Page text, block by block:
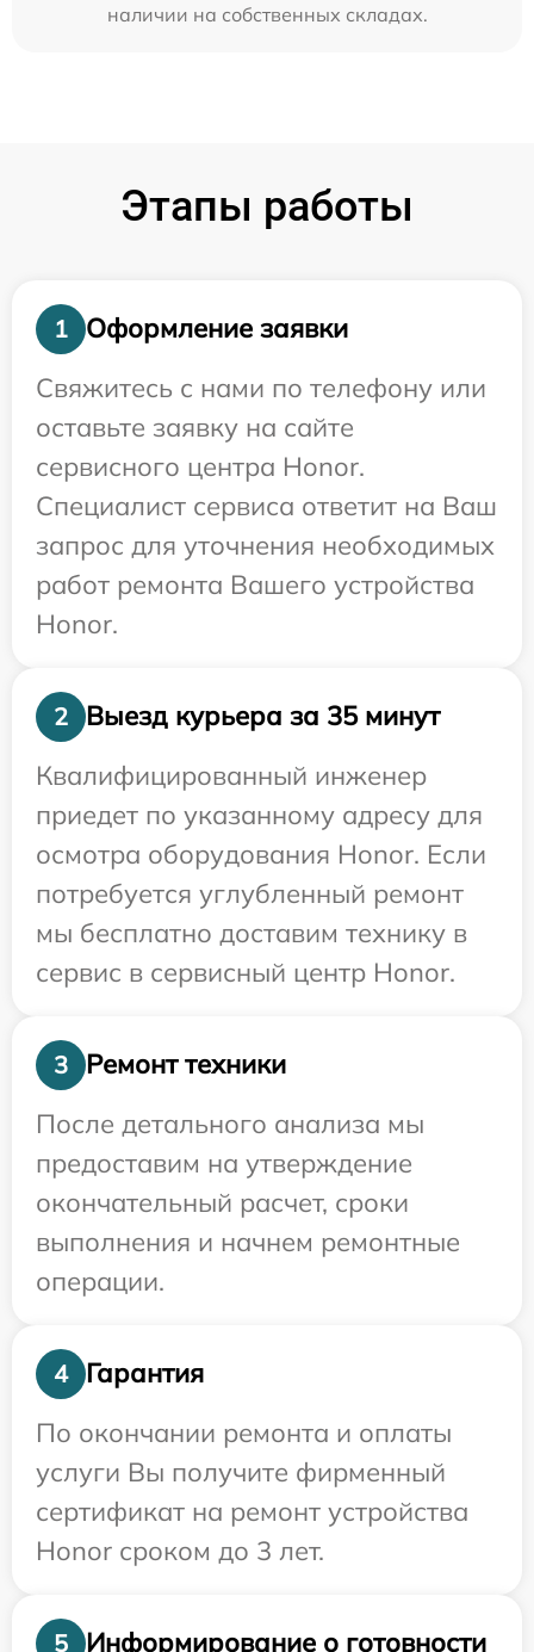
наличии на собственных складах.
Этапы работы
1
Оформление заявки
Свяжитесь с нами по телефону или
оставьте заявку на сайте
сервисного центра Honor.
Специалист сервиса ответит на Ваш
запрос для уточнения необходимых
работ ремонта Вашего устройства
Honor.
2
Выезд курьера за 35 минут
Квалифицированный инженер
приедет по указанному адресу для
осмотра оборудования Honor. Если
потребуется углубленный ремонт
мы бесплатно доставим технику в
сервис в сервисный центр Honor.
3
Ремонт техники
После детального анализа мы
предоставим на утверждение
окончательный расчет, сроки
выполнения и начнем ремонтные
операции.
4
Гарантия
По окончании ремонта и оплаты
услуги Вы получите фирменный
сертификат на ремонт устройства
Honor сроком до 3 лет.
5 Информирование о готовности